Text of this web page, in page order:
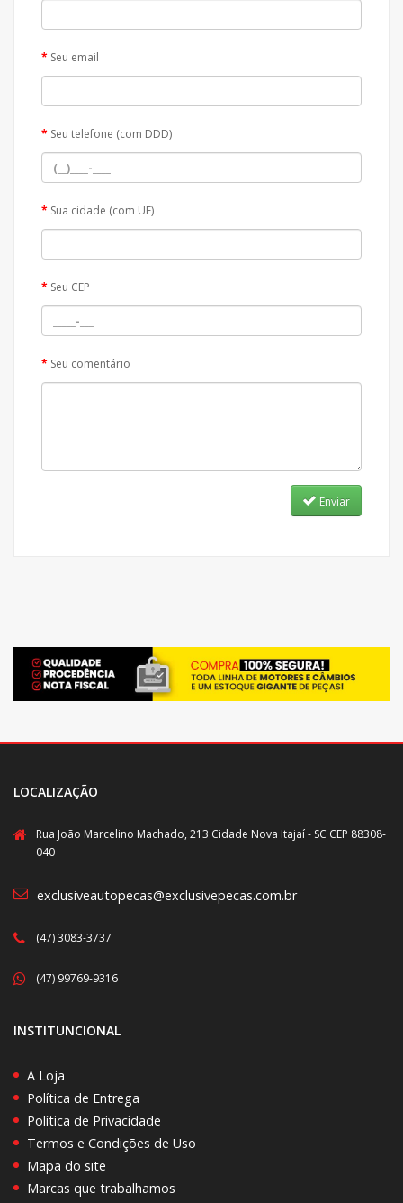
Seu email
Seu telefone (com DDD)
Sua cidade (com UF)
Seu CEP
Seu comentário
Enviar
LOCALIZAÇÃO
Rua João Marcelino Machado, 213 Cidade Nova Itajaí - SC CEP 88308-
040
exclusiveautopecas@exclusivepecas.com.br
(47) 3083-3737
(47) 99769-9316
INSTITUNCIONAL
A Loja
Política de Entrega
Política de Privacidade
Termos e Condições de Uso
Mapa do site
Marcas que trabalhamos